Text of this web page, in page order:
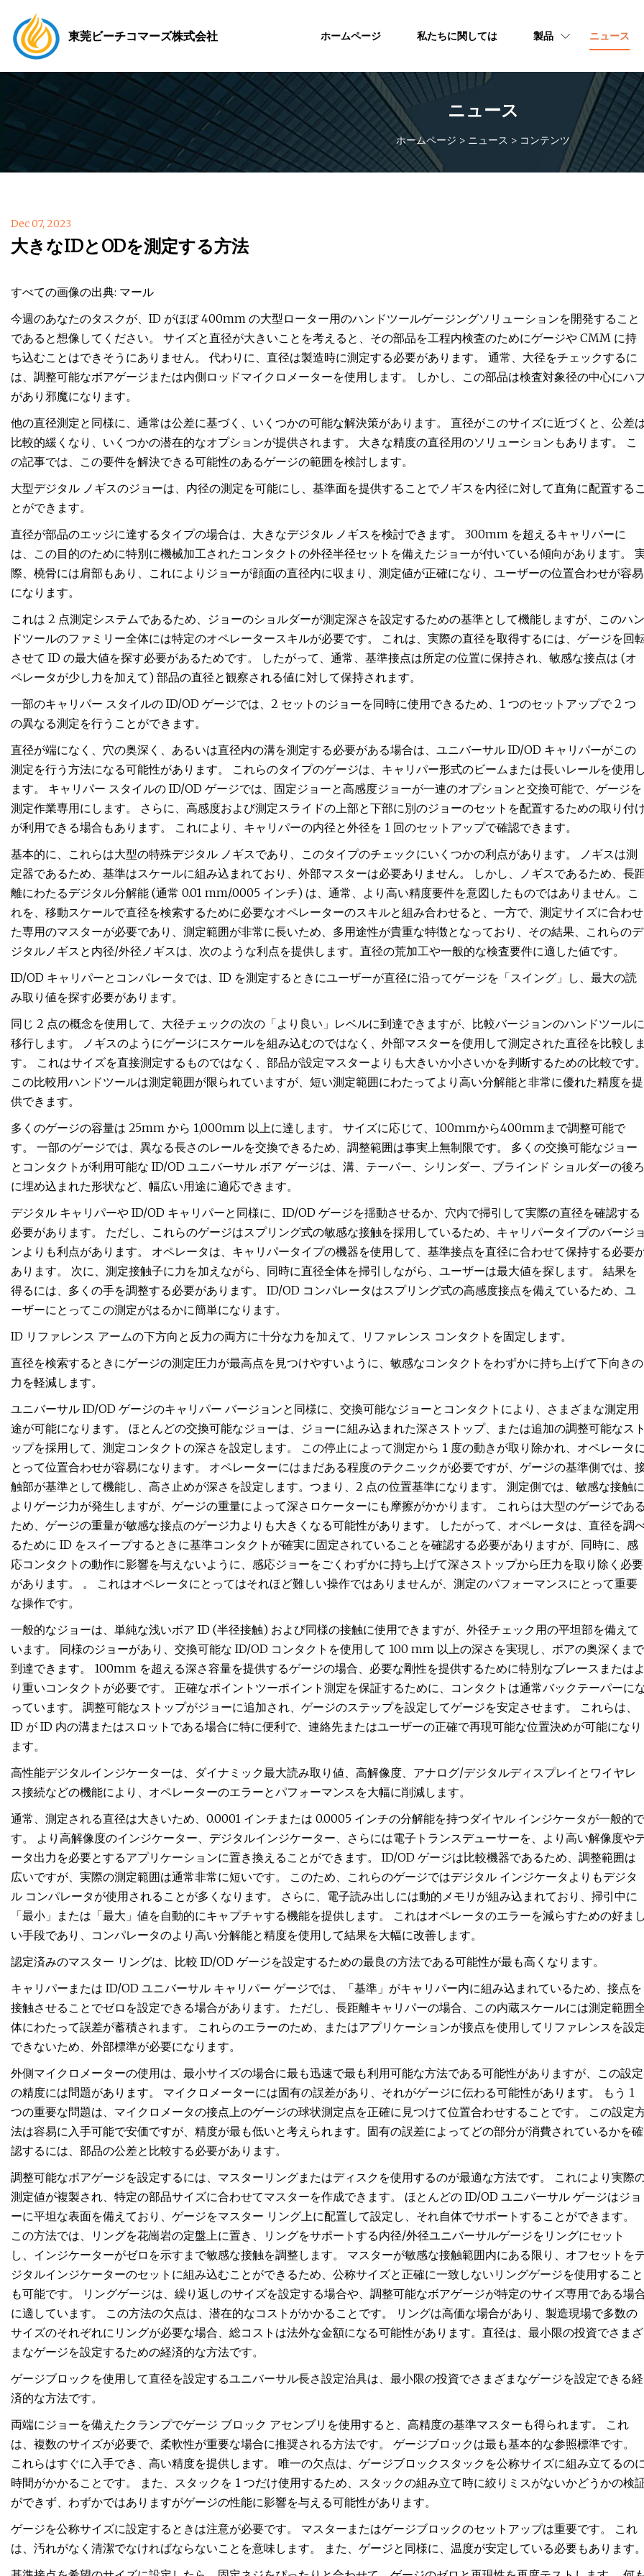
東莞ビーチコマーズ株式会社 ホームページ 私たちに関しては 製品 ニュース
ニュース
ホームページ > ニュース > コンテンツ
Dec 07, 2023
大きなIDとODを測定する方法
すべての画像の出典: マール
今週のあなたのタスクが、ID がほぼ 400mm の大型ローター用のハンドツールゲージングソリューションを開発すること
であると想像してください。 サイズと直径が大きいことを考えると、その部品を工程内検査のためにゲージや CMM に持
ち込むことはできそうにありません。 代わりに、直径は製造時に測定する必要があります。 通常、大径をチェックするに
は、調整可能なボアゲージまたは内側ロッドマイクロメーターを使用します。 しかし、この部品は検査対象径の中心にハ
があり邪魔になります。
他の直径測定と同様に、通常は公差に基づく、いくつかの可能な解決策があります。 直径がこのサイズに近づくと、公差
比較的緩くなり、いくつかの潜在的なオプションが提供されます。 大きな精度の直径用のソリューションもあります。 こ
の記事では、この要件を解決できる可能性のあるゲージの範囲を検討します。
大型デジタル ノギスのジョーは、内径の測定を可能にし、基準面を提供することでノギスを内径に対して直角に配置するこ
とができます。
直径が部品のエッジに達するタイプの場合は、大きなデジタル ノギスを検討できます。 300mm を超えるキャリパーに
は、この目的のために特別に機械加工されたコンタクトの外径半径セットを備えたジョーが付いている傾向があります。
際、橈骨には肩部もあり、これによりジョーが顔面の直径内に収まり、測定値が正確になり、ユーザーの位置合わせが容易
になります。
これは 2 点測定システムであるため、ジョーのショルダーが測定深さを設定するための基準として機能しますが、このハン
ドツールのファミリー全体には特定のオペレータースキルが必要です。 これは、実際の直径を取得するには、ゲージを回
させて ID の最大値を探す必要があるためです。 したがって、通常、基準接点は所定の位置に保持され、敏感な接点は (オ
ペレータが少し力を加えて) 部品の直径と観察される値に対して保持されます。
一部のキャリパー スタイルの ID/OD ゲージでは、2 セットのジョーを同時に使用できるため、1 つのセットアップで 2 つ
の異なる測定を行うことができます。
直径が端になく、穴の奥深く、あるいは直径内の溝を測定する必要がある場合は、ユニバーサル ID/OD キャリパーがこの
測定を行う方法になる可能性があります。 これらのタイプのゲージは、キャリパー形式のビームまたは長いレールを使用し
ます。 キャリパー スタイルの ID/OD ゲージでは、固定ジョーと高感度ジョーが一連のオプションと交換可能で、ゲージを
測定作業専用にします。 さらに、高感度および測定スライドの上部と下部に別のジョーのセットを配置するための取り付
が利用できる場合もあります。 これにより、キャリパーの内径と外径を 1 回のセットアップで確認できます。
基本的に、これらは大型の特殊デジタル ノギスであり、このタイプのチェックにいくつかの利点があります。 ノギスは測
定器であるため、基準はスケールに組み込まれており、外部マスターは必要ありません。 しかし、ノギスであるため、長
離にわたるデジタル分解能 (通常 0.01 mm/.0005 インチ) は、通常、より高い精度要件を意図したものではありません。こ
れを、移動スケールで直径を検索するために必要なオペレーターのスキルと組み合わせると、一方で、測定サイズに合わせ
た専用のマスターが必要であり、測定範囲が非常に長いため、多用途性が貴重な特徴となっており、その結果、これらのデ
ジタルノギスと内径/外径ノギスは、次のような利点を提供します。直径の荒加工や一般的な検査要件に適した値です。
ID/OD キャリパーとコンパレータでは、ID を測定するときにユーザーが直径に沿ってゲージを「スイング」し、最大の読
み取り値を探す必要があります。
同じ 2 点の概念を使用して、大径チェックの次の「より良い」レベルに到達できますが、比較バージョンのハンドツールに
移行します。 ノギスのようにゲージにスケールを組み込むのではなく、外部マスターを使用して測定された直径を比較しま
す。 これはサイズを直接測定するものではなく、部品が設定マスターよりも大きいか小さいかを判断するための比較です。
この比較用ハンドツールは測定範囲が限られていますが、短い測定範囲にわたってより高い分解能と非常に優れた精度を提
供できます。
多くのゲージの容量は 25mm から 1,000mm 以上に達します。 サイズに応じて、100mmから400mmまで調整可能で
す。 一部のゲージでは、異なる長さのレールを交換できるため、調整範囲は事実上無制限です。 多くの交換可能なジョー
とコンタクトが利用可能な ID/OD ユニバーサル ボア ゲージは、溝、テーパー、シリンダー、ブラインド ショルダーの後ろ
に埋め込まれた形状など、幅広い用途に適応できます。
デジタル キャリパーや ID/OD キャリパーと同様に、ID/OD ゲージを揺動させるか、穴内で掃引して実際の直径を確認する
必要があります。 ただし、これらのゲージはスプリング式の敏感な接触を採用しているため、キャリパータイプのバージョ
ンよりも利点があります。 オペレータは、キャリパータイプの機器を使用して、基準接点を直径に合わせて保持する必要
あります。 次に、測定接触子に力を加えながら、同時に直径全体を掃引しながら、ユーザーは最大値を探します。 結果を
得るには、多くの手を調整する必要があります。 ID/OD コンパレータはスプリング式の高感度接点を備えているため、ユ
ーザーにとってこの測定がはるかに簡単になります。
ID リファレンス アームの下方向と反力の両方に十分な力を加えて、リファレンス コンタクトを固定します。
直径を検索するときにゲージの測定圧力が最高点を見つけやすいように、敏感なコンタクトをわずかに持ち上げて下向きの
力を軽減します。
ユニバーサル ID/OD ゲージのキャリパー バージョンと同様に、交換可能なジョーとコンタクトにより、さまざまな測定用
途が可能になります。 ほとんどの交換可能なジョーは、ジョーに組み込まれた深さストップ、または追加の調整可能なスト
ップを採用して、測定コンタクトの深さを設定します。 この停止によって測定から 1 度の動きが取り除かれ、オペレータ
とって位置合わせが容易になります。 オペレーターにはまだある程度のテクニックが必要ですが、ゲージの基準側では、
触部が基準として機能し、高さ止めが深さを設定します。つまり、2 点の位置基準になります。 測定側では、敏感な接触に
よりゲージ力が発生しますが、ゲージの重量によって深さロケーターにも摩擦がかかります。 これらは大型のゲージである
ため、ゲージの重量が敏感な接点のゲージ力よりも大きくなる可能性があります。 したがって、オペレータは、直径を調
るために ID をスイープするときに基準コンタクトが確実に固定されていることを確認する必要がありますが、同時に、感
応コンタクトの動作に影響を与えないように、感応ジョーをごくわずかに持ち上げて深さストップから圧力を取り除く必要
があります。 。 これはオペレータにとってはそれほど難しい操作ではありませんが、測定のパフォーマンスにとって重要
な操作です。
一般的なジョーは、単純な浅いボア ID (半径接触) および同様の接触に使用できますが、外径チェック用の平坦部を備えて
います。 同様のジョーがあり、交換可能な ID/OD コンタクトを使用して 100 mm 以上の深さを実現し、ボアの奥深くまで
到達できます。 100mm を超える深さ容量を提供するゲージの場合、必要な剛性を提供するために特別なブレースまたはよ
り重いコンタクトが必要です。 正確なポイントツーポイント測定を保証するために、コンタクトは通常バックテーパーに
っています。 調整可能なストップがジョーに追加され、ゲージのステップを設定してゲージを安定させます。 これらは、
ID が ID 内の溝またはスロットである場合に特に便利で、連絡先またはユーザーの正確で再現可能な位置決めが可能になり
ます。
高性能デジタルインジケーターは、ダイナミック最大読み取り値、高解像度、アナログ/デジタルディスプレイとワイヤレ
ス接続などの機能により、オペレーターのエラーとパフォーマンスを大幅に削減します。
通常、測定される直径は大きいため、0.0001 インチまたは 0.0005 インチの分解能を持つダイヤル インジケータが一般的で
す。 より高解像度のインジケーター、デジタルインジケーター、さらには電子トランスデューサーを、より高い解像度や
ータ出力を必要とするアプリケーションに置き換えることができます。 ID/OD ゲージは比較機器であるため、調整範囲は
広いですが、実際の測定範囲は通常非常に短いです。 このため、これらのゲージではデジタル インジケータよりもデジタ
ル コンパレータが使用されることが多くなります。 さらに、電子読み出しには動的メモリが組み込まれており、掃引中に
「最小」または「最大」値を自動的にキャプチャする機能を提供します。 これはオペレータのエラーを減らすための好まし
い手段であり、コンパレータのより高い分解能と精度を使用して結果を大幅に改善します。
認定済みのマスター リングは、比較 ID/OD ゲージを設定するための最良の方法である可能性が最も高くなります。
キャリパーまたは ID/OD ユニバーサル キャリパー ゲージでは、「基準」がキャリパー内に組み込まれているため、接点を
接触させることでゼロを設定できる場合があります。 ただし、長距離キャリパーの場合、この内蔵スケールには測定範囲
体にわたって誤差が蓄積されます。 これらのエラーのため、またはアプリケーションが接点を使用してリファレンスを設
できないため、外部標準が必要になります。
外側マイクロメーターの使用は、最小サイズの場合に最も迅速で最も利用可能な方法である可能性がありますが、この設定
の精度には問題があります。 マイクロメーターには固有の誤差があり、それがゲージに伝わる可能性があります。 もう 1
つの重要な問題は、マイクロメータの接点上のゲージの球状測定点を正確に見つけて位置合わせすることです。 この設定
法は容易に入手可能で安価ですが、精度が最も低いと考えられます。固有の誤差によってどの部分が消費されているかを確
認するには、部品の公差と比較する必要があります。
調整可能なボアゲージを設定するには、マスターリングまたはディスクを使用するのが最適な方法です。 これにより実際
測定値が複製され、特定の部品サイズに合わせてマスターを作成できます。 ほとんどの ID/OD ユニバーサル ゲージはジョ
ーに平坦な表面を備えており、ゲージをマスター リング上に配置して設定し、それ自体でサポートすることができます。
この方法では、リングを花崗岩の定盤上に置き、リングをサポートする内径/外径ユニバーサルゲージをリングにセット
し、インジケーターがゼロを示すまで敏感な接触を調整します。 マスターが敏感な接触範囲内にある限り、オフセットを
ジタルインジケーターのセットに組み込むことができるため、公称サイズと正確に一致しないリングゲージを使用すること
も可能です。 リングゲージは、繰り返しのサイズを設定する場合や、調整可能なボアゲージが特定のサイズ専用である場
に適しています。 この方法の欠点は、潜在的なコストがかかることです。 リングは高価な場合があり、製造現場で多数の
サイズのそれぞれにリングが必要な場合、総コストは法外な金額になる可能性があります。直径は、最小限の投資でさまざ
まなゲージを設定するための経済的な方法です。
ゲージブロックを使用して直径を設定するユニバーサル長さ設定治具は、最小限の投資でさまざまなゲージを設定できる経
済的な方法です。
両端にジョーを備えたクランプでゲージ ブロック アセンブリを使用すると、高精度の基準マスターも得られます。 これ
は、複数のサイズが必要で、柔軟性が重要な場合に推奨される方法です。 ゲージブロックは最も基本的な参照標準です。
これらはすぐに入手でき、高い精度を提供します。 唯一の欠点は、ゲージブロックスタックを公称サイズに組み立てるの
時間がかかることです。 また、スタックを 1 つだけ使用するため、スタックの組み立て時に絞りミスがないかどうかの検
ができず、わずかではありますがゲージの性能に影響を与える可能性があります。
ゲージを公称サイズに設定するときは注意が必要です。 マスターまたはゲージブロックのセットアップは重要です。 これ
は、汚れがなく清潔でなければならないことを意味します。 また、ゲージと同様に、温度が安定している必要もあります。